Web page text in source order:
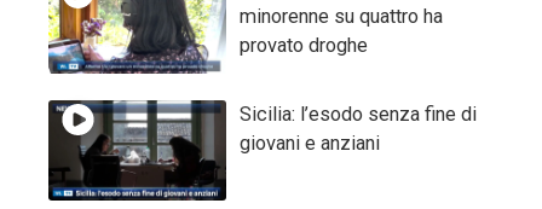
minorenne su quattro ha
provato droghe
Sicilia: l’esodo senza fine di
giovani e anziani